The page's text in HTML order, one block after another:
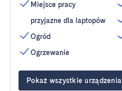
Miejsce pracy
przyjazne dla laptopów
Ogród
Ogrzewanie
Pokaż wszystkie urządzenia